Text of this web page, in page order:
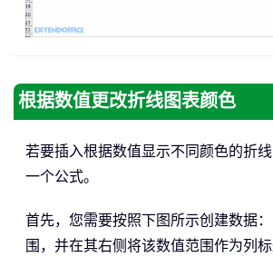
根据数值更改折线图表颜色
若要插入根据数值显示不同颜色的折
一个公式。
首先，您需要按照下图所示创建数据
围，并在其右侧将该数值范围作为列标